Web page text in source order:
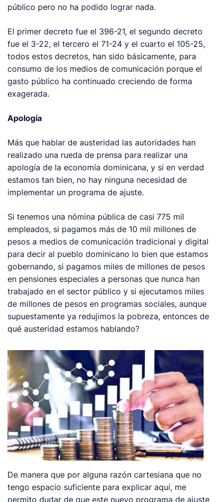
público pero no ha podido lograr nada.
El primer decreto fue el 396-21, el segundo decreto
fue el 3-22, el tercero el 71-24 y el cuarto el 105-25,
todos estos decretos, han sido básicamente, para
consumo de los medios de comunicación porque el
gasto público ha continuado creciendo de forma
exagerada.
Apología
Más que hablar de austeridad las autoridades han
realizado una rueda de prensa para realizar una
apología de la economía dominicana, y si en verdad
estamos tan bien, no hay ninguna necesidad de
implementar un programa de ajuste.
Si tenemos una nómina pública de casi 775 mil
empleados, si pagamos más de 10 mil millones de
pesos a medios de comunicación tradicional y digital
para decir al pueblo dominicano lo bien que estamos
gobernando, si pagamos miles de millones de pesos
en pensiones especiales a personas que nunca han
trabajado en el sector público y si ejecutamos miles
de millones de pesos en programas sociales, aunque
supuestamente ya redujimos la pobreza, entonces de
qué austeridad estamos hablando?
De manera que por alguna razón cartesiana que no
tengo espacio suficiente para explicar aquí, me
permito dudar de que este nuevo programa de ajuste